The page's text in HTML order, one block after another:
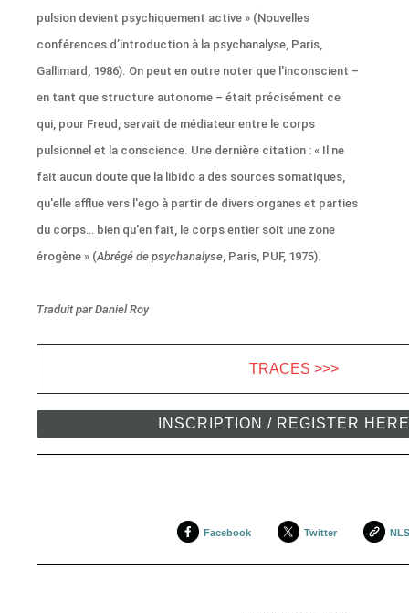
pulsion devient psychiquement active » (Nouvelles
conférences d’introduction à la psychanalyse, Paris,
Gallimard, 1986). On peut en outre noter que l'inconscient –
en tant que structure autonome – était précisément ce
qui, pour Freud, servait de médiateur entre le corps
pulsionnel et la conscience. Une dernière citation : « Il ne
fait aucun doute que la libido a des sources somatiques,
qu'elle afflue vers l'ego à partir de divers organes et parties
du corps… bien qu'en fait, le corps entier soit une zone
érogène » (Abrégé de psychanalyse, Paris, PUF, 1975).
Traduit par Daniel Roy
TRACES >>>
INSCRIPTION / REGISTER
Facebook Twitter